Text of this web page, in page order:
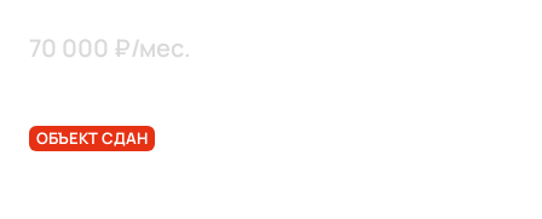
70 000 ₽/мес.
ОБЪЕКТ СДАН